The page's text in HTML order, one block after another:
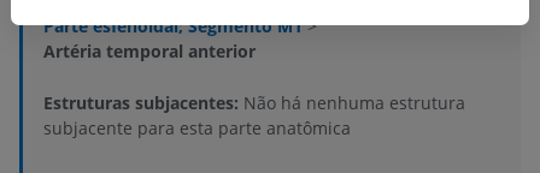
Parte esfenoidal; Segmento M1>
Artéria temporal anterior
Estruturas subjacentes: Não há nenhuma estrutura
subjacente para esta parte anatômica